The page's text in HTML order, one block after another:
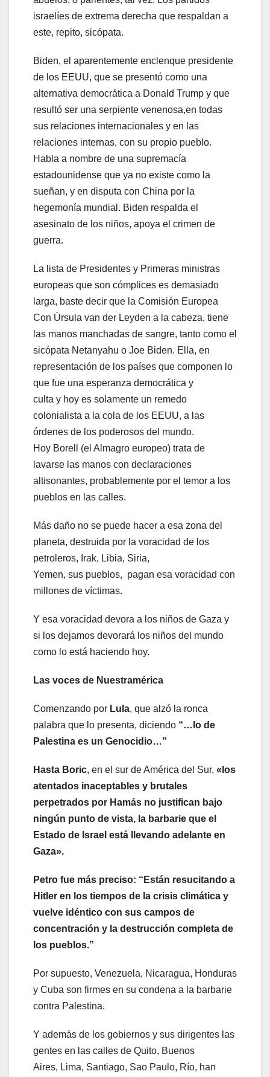
israelíes de extrema derecha que respaldan a
este, repito, sicópata.
Biden, el aparentemente enclenque presidente
de los EEUU, que se presentó como una
alternativa democrática a Donald Trump y que
resultó ser una serpiente venenosa,en todas
sus relaciones internacionales y en las
relaciones internas, con su propio pueblo.
Habla a nombre de una supremacía
estadounidense que ya no existe como la
sueñan, y en disputa con China por la
hegemonía mundial. Biden respalda el
asesinato de los niños, apoya el crimen de
guerra.
La lista de Presidentes y Primeras ministras
europeas que son cómplices es demasiado
larga, baste decir que la Comisión Europea
Con Úrsula van der Leyden a la cabeza, tiene
las manos manchadas de sangre, tanto como el
sicópata Netanyahu o Joe Biden. Ella, en
representación de los países que componen lo
que fue una esperanza democrática y
culta y hoy es solamente un remedo
colonialista a la cola de los EEUU, a las
órdenes de los poderosos del mundo.
Hoy Borell (el Almagro europeo) trata de
lavarse las manos con declaraciones
altisonantes, probablemente por el temor a los
pueblos en las calles.
Más daño no se puede hacer a esa zona del
planeta, destruida por la voracidad de los
petroleros, Irak, Libia, Siria,
Yemen, sus pueblos, pagan esa voracidad con
millones de víctimas.
Y esa voracidad devora a los niños de Gaza y
si los dejamos devorará los niños del mundo
como lo está haciendo hoy.
Las voces de Nuestramérica
Comenzando por Lula, que alzó la ronca
palabra que lo presenta, diciendo “…lo de
Palestina es un Genocidio…”
Hasta Boric, en el sur de América del Sur, «los
atentados inaceptables y brutales
perpetrados por Hamás no justifican bajo
ningún punto de vista, la barbarie que el
Estado de Israel está llevando adelante en
Gaza».
Petro fue más preciso: “Están resucitando a
Hitler en los tiempos de la crisis climática y
vuelve idéntico con sus campos de
concentración y la destrucción completa de
los pueblos.”
Por supuesto, Venezuela, Nicaragua, Honduras
y Cuba son firmes en su condena a la barbarie
contra Palestina.
Y además de los gobiernos y sus dirigentes las
gentes en las calles de Quito, Buenos
Aires, Lima, Santiago, Sao Paulo, Río, han